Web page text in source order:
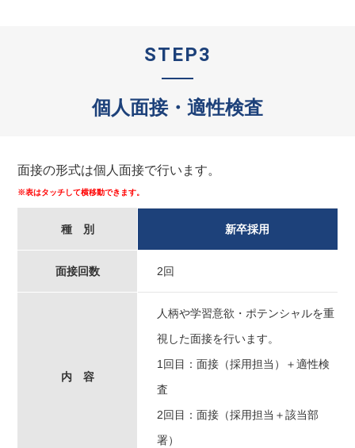
STEP3
個人面接・適性検査
面接の形式は個人面接で行います。
種 別 新卒採用
面接回数 2回
内 容
人柄や学習意欲・ポテンシャルを重
視した面接を行います。
1回目：面接（採用担当）＋適性検
査
2回目：面接（採用担当＋該当部
署）